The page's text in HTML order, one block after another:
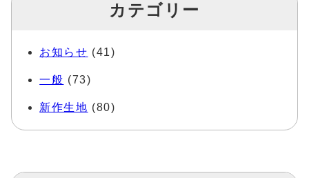
カテゴリー
お知らせ (41)
一般 (73)
新作生地 (80)